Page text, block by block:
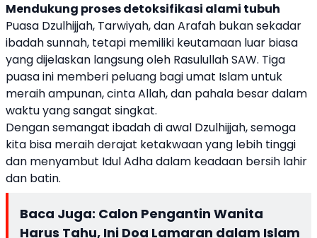
Mendukung proses detoksifikasi alami tubuh
Puasa Dzulhijjah, Tarwiyah, dan Arafah bukan sekadar
ibadah sunnah, tetapi memiliki keutamaan luar biasa
yang dijelaskan langsung oleh Rasulullah SAW. Tiga
puasa ini memberi peluang bagi umat Islam untuk
meraih ampunan, cinta Allah, dan pahala besar dalam
waktu yang sangat singkat.
Dengan semangat ibadah di awal Dzulhijjah, semoga
kita bisa meraih derajat ketakwaan yang lebih tinggi
dan menyambut Idul Adha dalam keadaan bersih lahir
dan batin.
Baca Juga: Calon Pengantin Wanita
Harus Tahu, Ini Doa Lamaran dalam Islam